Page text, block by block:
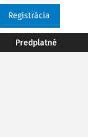
Registrácia
Predplatné